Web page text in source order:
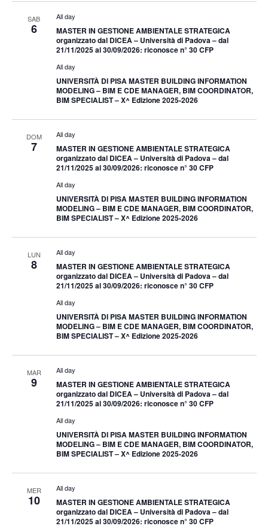
SAB
6
All day
MASTER IN GESTIONE AMBIENTALE STRATEGICA
organizzato dal DICEA – Università di Padova – dal
21/11/2025 al 30/09/2026: riconosce n° 30 CFP
All day
UNIVERSITÀ DI PISA MASTER BUILDING INFORMATION
MODELING – BIM E CDE MANAGER, BIM COORDINATOR,
BIM SPECIALIST – X^ Edizione 2025-2026
DOM
7
All day
MASTER IN GESTIONE AMBIENTALE STRATEGICA
organizzato dal DICEA – Università di Padova – dal
21/11/2025 al 30/09/2026: riconosce n° 30 CFP
All day
UNIVERSITÀ DI PISA MASTER BUILDING INFORMATION
MODELING – BIM E CDE MANAGER, BIM COORDINATOR,
BIM SPECIALIST – X^ Edizione 2025-2026
LUN
8
All day
MASTER IN GESTIONE AMBIENTALE STRATEGICA
organizzato dal DICEA – Università di Padova – dal
21/11/2025 al 30/09/2026: riconosce n° 30 CFP
All day
UNIVERSITÀ DI PISA MASTER BUILDING INFORMATION
MODELING – BIM E CDE MANAGER, BIM COORDINATOR,
BIM SPECIALIST – X^ Edizione 2025-2026
MAR
9
All day
MASTER IN GESTIONE AMBIENTALE STRATEGICA
organizzato dal DICEA – Università di Padova – dal
21/11/2025 al 30/09/2026: riconosce n° 30 CFP
All day
UNIVERSITÀ DI PISA MASTER BUILDING INFORMATION
MODELING – BIM E CDE MANAGER, BIM COORDINATOR,
BIM SPECIALIST – X^ Edizione 2025-2026
MER
10
All day
MASTER IN GESTIONE AMBIENTALE STRATEGICA
organizzato dal DICEA – Università di Padova – dal
21/11/2025 al 30/09/2026: riconosce n° 30 CFP